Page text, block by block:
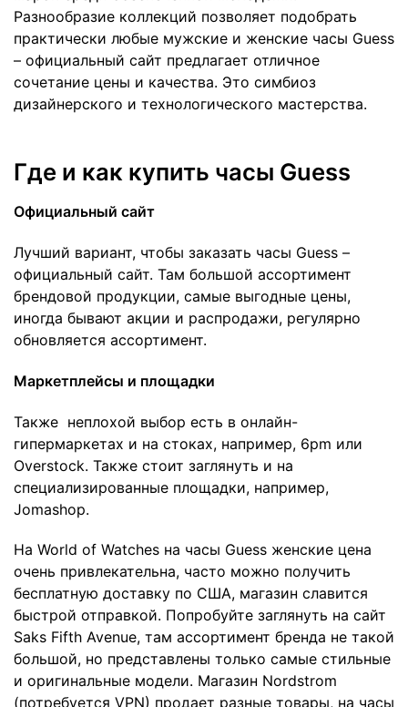
Разнообразие коллекций позволяет подобрать
практически любые мужские и женские часы Guess
– официальный сайт предлагает отличное
сочетание цены и качества. Это симбиоз
дизайнерского и технологического мастерства.
Где и как купить часы Guess
Официальный сайт
Лучший вариант, чтобы заказать часы Guess –
официальный сайт. Там большой ассортимент
брендовой продукции, самые выгодные цены,
иногда бывают акции и распродажи, регулярно
обновляется ассортимент.
Маркетплейсы и площадки
Также неплохой выбор есть в онлайн-
гипермаркетах и на стоках, например, 6pm или
Overstock. Также стоит заглянуть и на
специализированные площадки, например,
Jomashop.
На World of Watches на часы Guess женские цена
очень привлекательна, часто можно получить
бесплатную доставку по США, магазин славится
быстрой отправкой. Попробуйте заглянуть на сайт
Saks Fifth Avenue, там ассортимент бренда не такой
большой, но представлены только самые стильные
и оригинальные модели. Магазин Nordstrom
(потребуется VPN) продает разные товары, на часы